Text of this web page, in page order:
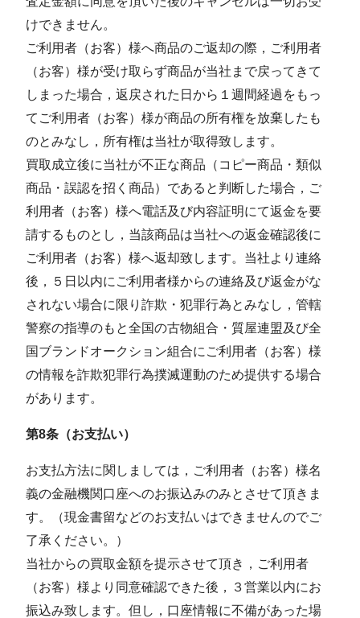
けできません。
ご利用者（お客）様へ商品のご返却の際，ご利用者
（お客）様が受け取らず商品が当社まで戻ってきて
しまった場合，返戻された日から１週間経過をもっ
てご利用者（お客）様が商品の所有権を放棄したも
のとみなし，所有権は当社が取得致します。
買取成立後に当社が不正な商品（コピー商品・類似
商品・誤認を招く商品）であると判断した場合，ご
利用者（お客）様へ電話及び内容証明にて返金を要
請するものとし，当該商品は当社への返金確認後に
ご利用者（お客）様へ返却致します。当社より連絡
後，５日以内にご利用者様からの連絡及び返金がな
されない場合に限り詐欺・犯罪行為とみなし，管轄
警察の指導のもと全国の古物組合・質屋連盟及び全
国ブランドオークション組合にご利用者（お客）様
の情報を詐欺犯罪行為撲滅運動のため提供する場合
があります。
第8条（お支払い）
お支払方法に関しましては，ご利用者（お客）様名
義の金融機関口座へのお振込みのみとさせて頂きま
す。（現金書留などのお支払いはできませんのでご
了承ください。）
当社からの買取⾦額を提⽰させて頂き，ご利⽤者
（お客）様より同意確認できた後，３営業以内にお
振込み致します。但し，⼝座情報に不備があった場